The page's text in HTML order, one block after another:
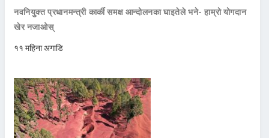
नवनियुक्त प्रधानमन्त्री कार्की समक्ष आन्दोलनका घाइतेले भने- हाम्रो योगदान
खेर नजाओस्
११ महिना अगाडि